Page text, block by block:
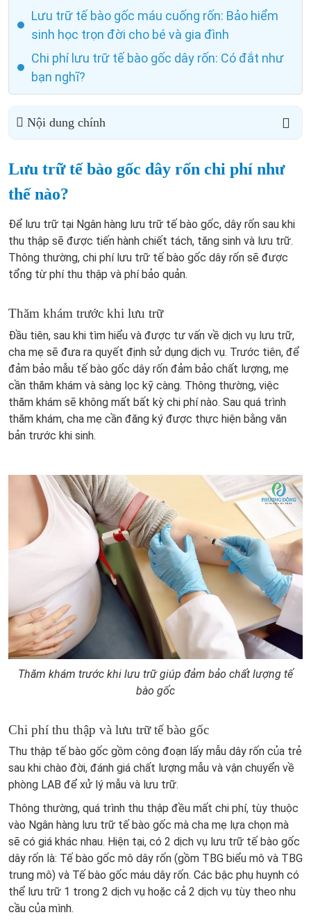
Lưu trữ tế bào gốc máu cuống rốn: Bảo hiểm
sinh học trọn đời cho bé và gia đình
Chi phí lưu trữ tế bào gốc dây rốn: Có đắt như
bạn nghĩ?
Nội dung chính
Lưu trữ tế bào gốc dây rốn chi phí như
thế nào?
Để lưu trữ tại Ngân hàng lưu trữ tế bào gốc, dây rốn sau khi
thu thập sẽ được tiến hành chiết tách, tăng sinh và lưu trữ.
Thông thường, chi phí lưu trữ tế bào gốc dây rốn sẽ được
tổng từ phí thu thập và phí bảo quản.
Thăm khám trước khi lưu trữ
Đầu tiên, sau khi tìm hiểu và được tư vấn về dịch vụ lưu trữ,
cha mẹ sẽ đưa ra quyết định sử dụng dịch vụ. Trước tiên, để
đảm bảo mẫu tế bào gốc dây rốn đảm bảo chất lượng, mẹ
cần thăm khám và sàng lọc kỹ càng. Thông thường, việc
thăm khám sẽ không mất bất kỳ chi phí nào. Sau quá trình
thăm khám, cha mẹ cần đăng ký được thực hiện bằng văn
bản trước khi sinh.
Thăm khám trước khi lưu trữ giúp đảm bảo chất lượng tế
bào gốc
Chi phí thu thập và lưu trữ tế bào gốc
Thu thập tế bào gốc gồm công đoạn lấy mẫu dây rốn của trẻ
sau khi chào đời, đánh giá chất lượng mẫu và vận chuyển về
phòng LAB để xử lý mẫu và lưu trữ.
Thông thường, quá trình thu thập đều mất chi phí, tùy thuộc
vào Ngân hàng lưu trữ tế bào gốc mà cha mẹ lựa chọn mà
sẽ có giá khác nhau. Hiện tại, có 2 dịch vụ lưu trữ tế bào gốc
dây rốn là: Tế bào gốc mô dây rốn (gồm TBG biểu mô và TBG
trung mô) và Tế bào gốc máu dây rốn. Các bậc phụ huynh có
thể lưu trữ 1 trong 2 dịch vụ hoặc cả 2 dịch vụ tùy theo nhu
cầu của mình.